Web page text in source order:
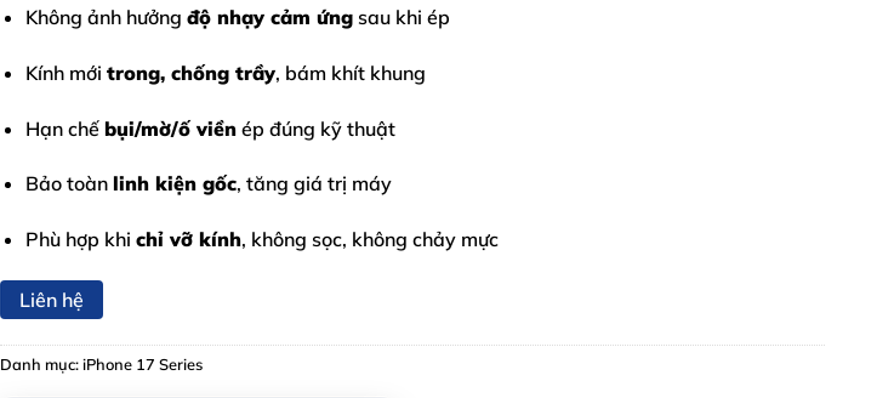
Không ảnh hưởng độ nhạy cảm ứngsau khi ép
Kính mới trong, chống trầy, bám khít khung
Hạn chế bụi/mờ/ố viềnép đúng kỹ thuật
Bảo toàn linh kiện gốc, tăng giá trị máy
Phù hợp khi chỉ vỡ kính, không sọc, không chảy mực
Liên hệ
Danh mục:iPhone 17 Series